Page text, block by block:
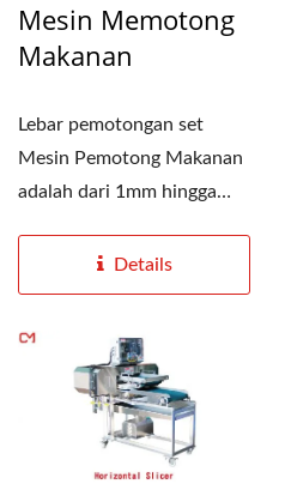
Mesin Memotong
Makanan
Lebar pemotongan set
Mesin Pemotong Makanan
adalah dari 1mm hingga
Details